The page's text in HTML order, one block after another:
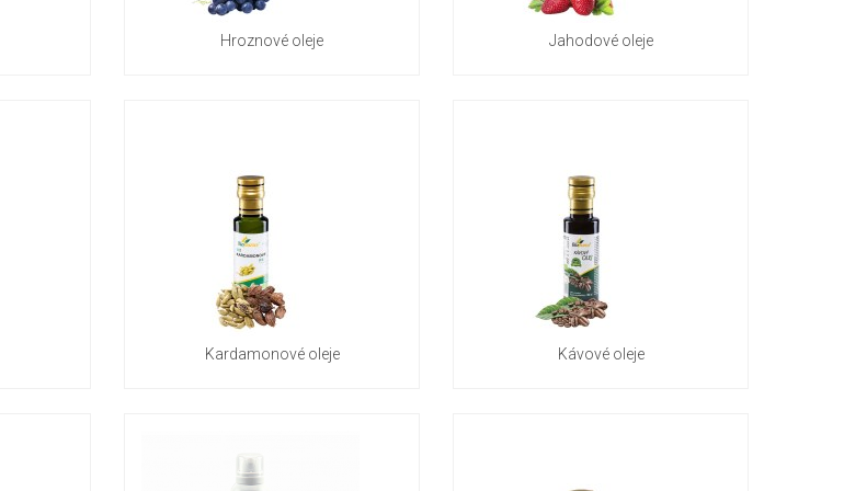
Hroznové oleje Jahodové oleje
Kardamonové oleje Kávové oleje